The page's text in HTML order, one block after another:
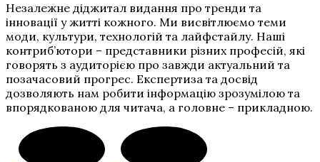
Незалежне діджитал видання про тренди та
інновації у житті кожного. Ми висвітлюємо теми
моди, культури, технологій та лайфстайлу. Наші
контриб’ютори – представники різних професій, які
говорять з аудиторією про завжди актуальний та
позачасовий прогрес. Експертиза та досвід
дозволяють нам робити інформацію зрозумілою та
впорядкованою для читача, а головне – прикладною.